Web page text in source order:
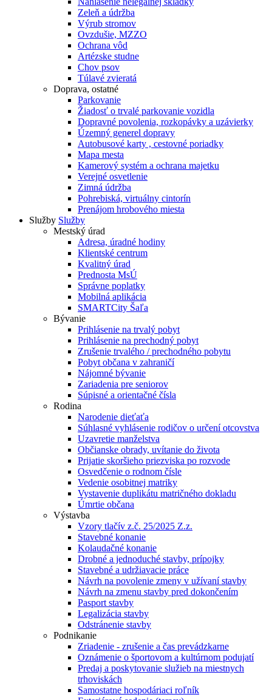
Zeleň a údržba
Výrub stromov
Ovzdušie, MZZO
Ochrana vôd
Artézske studne
Chov psov
Túlavé zvieratá
Doprava, ostatné
Parkovanie
Žiadosť o trvalé parkovanie vozidla
Dopravné povolenia, rozkopávky a uzávierky
Územný generel dopravy
Autobusové karty , cestovné poriadky
Mapa mesta
Kamerový systém a ochrana majetku
Verejné osvetlenie
Zimná údržba
Pohrebiská, virtuálny cintorín
Prenájom hrobového miesta
Služby Služby
Mestský úrad
Adresa, úradné hodiny
Klientské centrum
Kvalitný úrad
Prednosta MsÚ
Správne poplatky
Mobilná aplikácia
SMARTCity Šaľa
Bývanie
Prihlásenie na trvalý pobyt
Prihlásenie na prechodný pobyt
Zrušenie trvalého / prechodného pobytu
Pobyt občana v zahraničí
Nájomné bývanie
Zariadenia pre seniorov
Súpisné a orientačné čísla
Rodina
Narodenie dieťaťa
Súhlasné vyhlásenie rodičov o určení otcovstva
Uzavretie manželstva
Občianske obrady, uvítanie do života
Prijatie skoršieho priezviska po rozvode
Osvedčenie o rodnom čísle
Vedenie osobitnej matriky
Vystavenie duplikátu matričného dokladu
Úmrtie občana
Výstavba
Vzory tlačív z.č. 25/2025 Z.z.
Stavebné konanie
Kolaudačné konanie
Drobné a jednoduché stavby, prípojky
Stavebné a udržiavacie práce
Návrh na povolenie zmeny v užívaní stavby
Návrh na zmenu stavby pred dokončením
Pasport stavby
Legalizácia stavby
Odstránenie stavby
Podnikanie
Zriadenie - zrušenie a čas prevádzkarne
Oznámenie o športovom a kultúrnom podujatí
Predaj a poskytovanie služieb na miestnych
trhoviskách
Samostatne hospodáriaci roľník